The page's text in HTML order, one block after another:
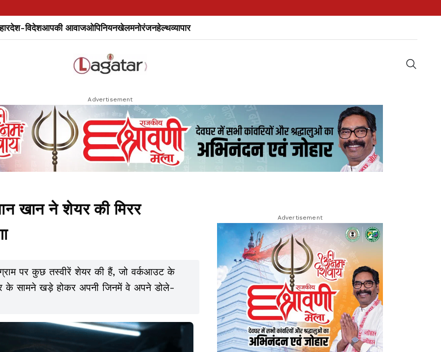
देश-विदेशआपकी आवाजओपिनियनखेलमनोरंजनहेल्थव्यापार
Advertisement
खान ने शेयर की मिरर
पर कुछ तस्वीरें शेयर की हैं, जो वर्कआउट के
के सामने खड़े होकर अपनी जिनमें वे अपने डोले-
Advertisement